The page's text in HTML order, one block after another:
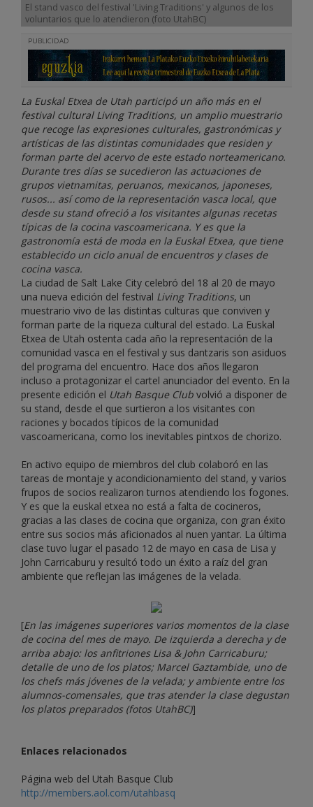
El stand vasco del festival 'Living Traditions' y algunos de los
voluntarios que lo atendieron (foto UtahBC)
PUBLICIDAD
La Euskal Etxea de Utah participó un año más en el
festival cultural Living Traditions, un amplio muestrario
que recoge las expresiones culturales, gastronómicas y
artísticas de las distintas comunidades que residen y
forman parte del acervo de este estado norteamericano.
Durante tres días se sucedieron las actuaciones de
grupos vietnamitas, peruanos, mexicanos, japoneses,
rusos... así como de la representación vasca local, que
desde su stand ofreció a los visitantes algunas recetas
típicas de la cocina vascoamericana. Y es que la
gastronomía está de moda en la Euskal Etxea, que tiene
establecido un ciclo anual de encuentros y clases de
cocina vasca.
La ciudad de Salt Lake City celebró del 18 al 20 de mayo
una nueva edición del festival Living Traditions, un
muestrario vivo de las distintas culturas que conviven y
forman parte de la riqueza cultural del estado. La Euskal
Etxea de Utah ostenta cada año la representación de la
comunidad vasca en el festival y sus dantzaris son asiduos
del programa del encuentro. Hace dos años llegaron
incluso a protagonizar el cartel anunciador del evento. En la
presente edición el Utah Basque Club volvió a disponer de
su stand, desde el que surtieron a los visitantes con
raciones y bocados típicos de la comunidad
vascoamericana, como los inevitables pintxos de chorizo.
En activo equipo de miembros del club colaboró en las
tareas de montaje y acondicionamiento del stand, y varios
frupos de socios realizaron turnos atendiendo los fogones.
Y es que la euskal etxea no está a falta de cocineros,
gracias a las clases de cocina que organiza, con gran éxito
entre sus socios más aficionados al nuen yantar. La última
clase tuvo lugar el pasado 12 de mayo en casa de Lisa y
John Carricaburu y resultó todo un éxito a raíz del gran
ambiente que reflejan las imágenes de la velada.
[En las imágenes superiores varios momentos de la clase
de cocina del mes de mayo. De izquierda a derecha y de
arriba abajo: los anfitriones Lisa & John Carricaburu;
detalle de uno de los platos; Marcel Gaztambide, uno de
los chefs más jóvenes de la velada; y ambiente entre los
alumnos-comensales, que tras atender la clase degustan
los platos preparados (fotos UtahBC)]
Enlaces relacionados
Página web del Utah Basque Club
http://members.aol.com/utahbasq